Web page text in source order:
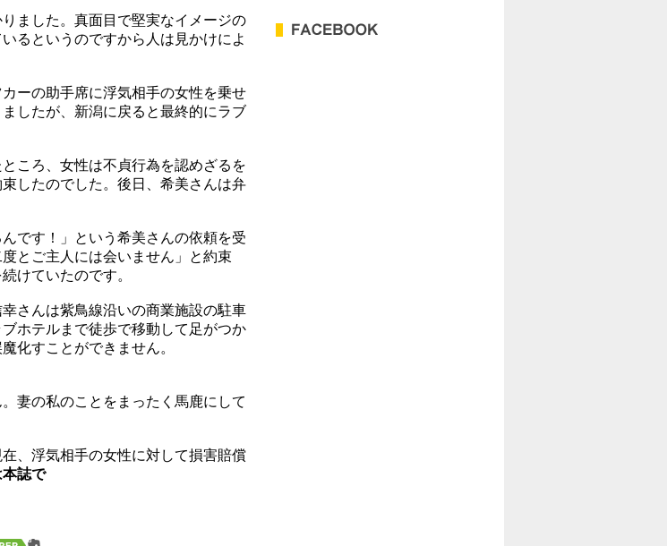
ました。真面目で堅実なイメージの
るというのですから人は見かけによ
ーの助手席に浮気相手の女性を乗せ
したが、新潟に戻ると最終的にラブ
ころ、女性は不貞行為を認めざるを
したのでした。後日、希美さんは弁
です！」という希美さんの依頼を受
とご主人には会いません」と約束
けていたのです。
さんは紫鳥線沿いの商業施設の駐車
ホテルまで徒歩で移動して足がつか
化すことができません。
妻の私のことをまったく馬鹿にして
、浮気相手の女性に対して損害賠償
誌で